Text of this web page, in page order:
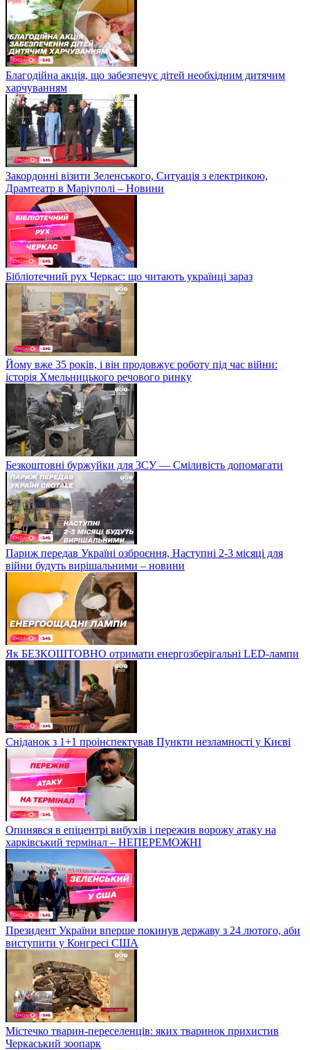
Благодійна акція, що забезпечує дітей необхідним дитячим
харчуванням
Закордонні візити Зеленського, Ситуація з електрикою,
Драмтеатр в Маріуполі – Новини
Бібліотечний рух Черкас: що читають українці зараз
Йому вже 35 років, і він продовжує роботу під час війни:
історія Хмельницького речового ринку
Безкоштовні буржуйки для ЗСУ — Сміливість допомагати
Париж передав Україні озброєння, Наступні 2-3 місяці для
війни будуть вирішальними – новини
Як БЕЗКОШТОВНО отримати енергозберігальні LED-лампи
Сніданок з 1+1 проінспектував Пункти незламності у Києві
Опинявся в епіцентрі вибухів і пережив ворожу атаку на
харківський термінал – НЕПЕРЕМОЖНІ
Президент України вперше покинув державу з 24 лютого, аби
виступити у Конгресі США
Містечко тварин-переселенців: яких тваринок прихистив
Черкаський зоопарк